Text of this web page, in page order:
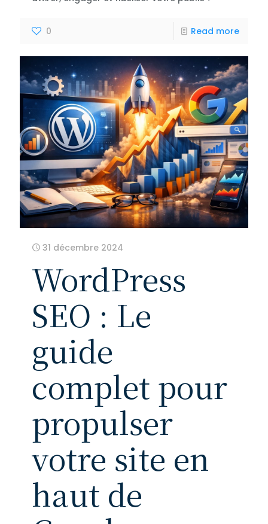
0 Read more
31 décembre 2024
WordPress
SEO : Le
guide
complet pour
propulser
votre site en
haut de